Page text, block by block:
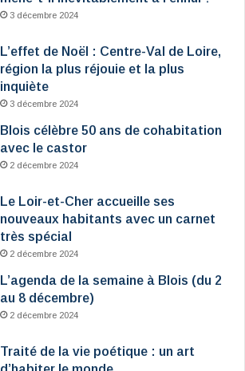
3 décembre 2024
L’effet de Noël : Centre-Val de Loire,
région la plus réjouie et la plus
inquiète
3 décembre 2024
Blois célèbre 50 ans de cohabitation
avec le castor
2 décembre 2024
Le Loir-et-Cher accueille ses
nouveaux habitants avec un carnet
très spécial
2 décembre 2024
L’agenda de la semaine à Blois (du 2
au 8 décembre)
2 décembre 2024
Traité de la vie poétique : un art